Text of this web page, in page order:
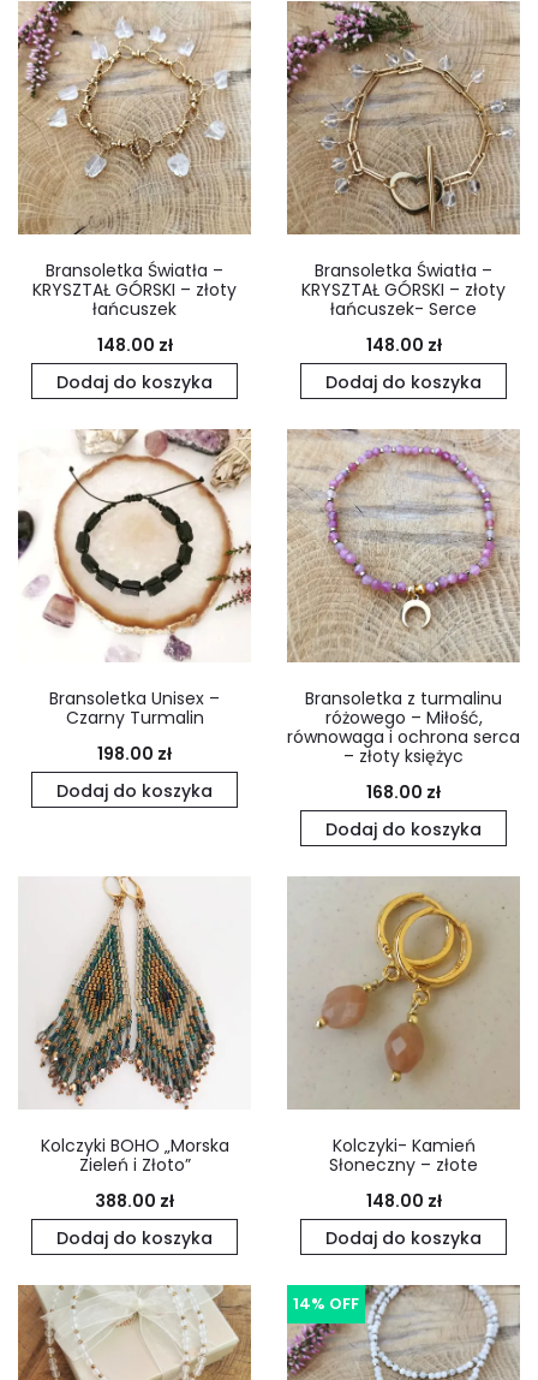
Bransoletka Światła –
KRYSZTAŁ GÓRSKI – złoty
łańcuszek
148.00 zł
Dodaj do koszyka
Bransoletka Światła –
KRYSZTAŁ GÓRSKI – złoty
łańcuszek- Serce
148.00 zł
Dodaj do koszyka
Bransoletka Unisex –
Czarny Turmalin
198.00 zł
Dodaj do koszyka
Bransoletka z turmalinu
różowego – Miłość,
równowaga i ochrona serca
– złoty księżyc
168.00 zł
Dodaj do koszyka
Kolczyki BOHO „Morska
Zieleń i Złoto”
388.00 zł
Dodaj do koszyka
Kolczyki- Kamień
Słoneczny – złote
148.00 zł
Dodaj do koszyka
14% OFF